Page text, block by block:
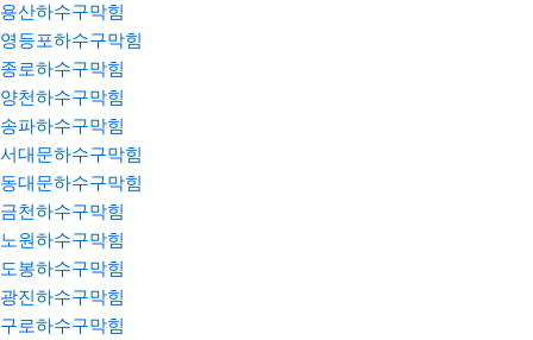
용산하수구막힘
영등포하수구막힘
종로하수구막힘
양천하수구막힘
송파하수구막힘
서대문하수구막힘
동대문하수구막힘
금천하수구막힘
노원하수구막힘
도봉하수구막힘
광진하수구막힘
구로하수구막힘